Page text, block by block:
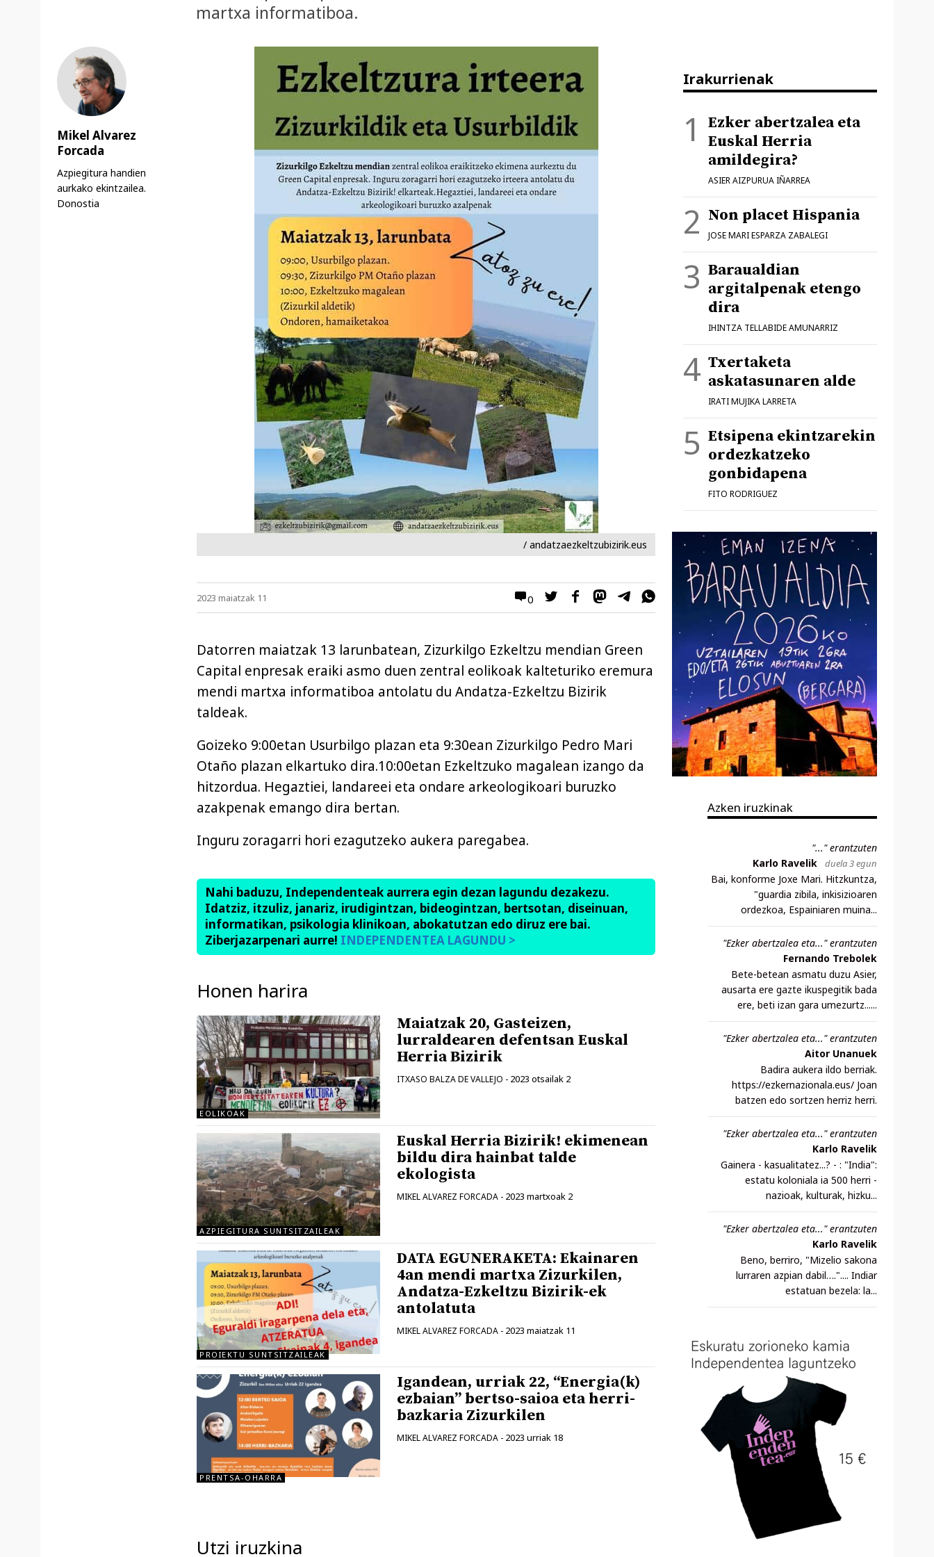
martxa informatiboa.
/ andatzaezkeltzubizirik.eus
0
2023 maiatzak 11
Datorren maiatzak 13 larunbatean, Zizurkilgo Ezkeltzu mendian Green
Capital enpresak eraiki asmo duen zentral eolikoak kalteturiko eremura
mendi martxa informatiboa antolatu du Andatza-Ezkeltzu Bizirik
taldeak.
Goizeko 9:00etan Usurbilgo plazan eta 9:30ean Zizurkilgo Pedro Mari
Otaño plazan elkartuko dira.10:00etan Ezkeltzuko magalean izango da
hitzordua. Hegaztiei, landareei eta ondare arkeologikoari buruzko
azakpenak emango dira bertan.
Inguru zoragarri hori ezagutzeko aukera paregabea.
Nahi baduzu, Independenteak aurrera egin dezan lagundu dezakezu.
Idatziz, itzuliz, janariz, irudigintzan, bideogintzan, bertsotan, diseinuan,
informatikan, psikologia klinikoan, abokatutzan edo diruz ere bai.
Ziberjazarpenari aurre! INDEPENDENTEA LAGUNDU >
Honen harira
EOLIKOAK
Maiatzak 20, Gasteizen,
lurraldearen defentsan Euskal
Herria Bizirik
ITXASO BALZA DE VALLEJO - 2023 otsailak 2
AZPIEGITURA SUNTSITZAILEAK
Euskal Herria Bizirik! ekimenean
bildu dira hainbat talde
ekologista
MIKEL ALVAREZ FORCADA - 2023 martxoak 2
PROIEKTU SUNTSITZAILEAK
DATA EGUNERAKETA: Ekainaren
4an mendi martxa Zizurkilen,
Andatza-Ezkeltzu Bizirik-ek
antolatuta
MIKEL ALVAREZ FORCADA - 2023 maiatzak 11
PRENTSA-OHARRA
Igandean, urriak 22, “Energia(k)
ezbaian” bertso-saioa eta herri-
bazkaria Zizurkilen
MIKEL ALVAREZ FORCADA - 2023 urriak 18
Utzi iruzkina
Mikel Alvarez
Forcada
Azpiegitura handien
aurkako ekintzailea.
Donostia
Irakurrienak
Ezker abertzalea eta
Euskal Herria
amildegira?
ASIER AIZPURUA IÑARREA
Non placet Hispania
JOSE MARI ESPARZA ZABALEGI
Baraualdian
argitalpenak etengo
dira
IHINTZA TELLABIDE AMUNARRIZ
Txertaketa
askatasunaren alde
IRATI MUJIKA LARRETA
Etsipena ekintzarekin
ordezkatzeko
gonbidapena
FITO RODRIGUEZ
Azken iruzkinak
"..." erantzuten
Karlo Ravelik
duela 3 egun
Bai, konforme Joxe Mari. Hitzkuntza,
"guardia zibila, inkisizioaren
ordezkoa, Espainiaren muina...
"Ezker abertzalea eta..." erantzuten
Fernando Trebolek
Bete-betean asmatu duzu Asier,
ausarta ere gazte ikuspegitik bada
ere, beti izan gara umezurtz......
"Ezker abertzalea eta..." erantzuten
Aitor Unanuek
Badira aukera ildo berriak.
https://ezkernazionala.eus/ Joan
batzen edo sortzen herriz herri.
"Ezker abertzalea eta..." erantzuten
Karlo Ravelik
Gainera - kasualitatez...? - : "India":
estatu koloniala ia 500 herri -
nazioak, kulturak, hizku...
"Ezker abertzalea eta..." erantzuten
Karlo Ravelik
Beno, berriro, "Mizelio sakona
lurraren azpian dabil….".... Indiar
estatuan bezela: la...